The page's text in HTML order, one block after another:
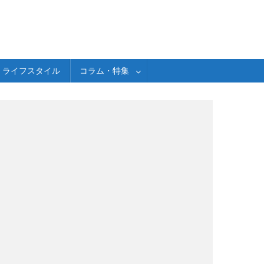
ライフスタイル コラム・特集